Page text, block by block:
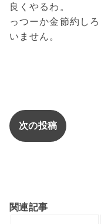
良くやるわ。
っつーか金節約し
いません。
次の投稿
関連記事